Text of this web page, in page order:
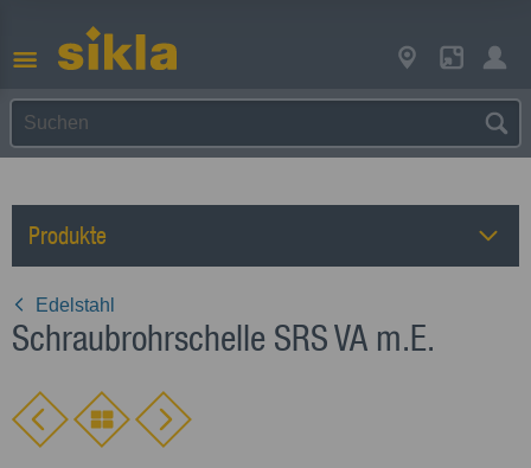
Produkte
Edelstahl
Schraubrohrschelle SRS VA m.E.